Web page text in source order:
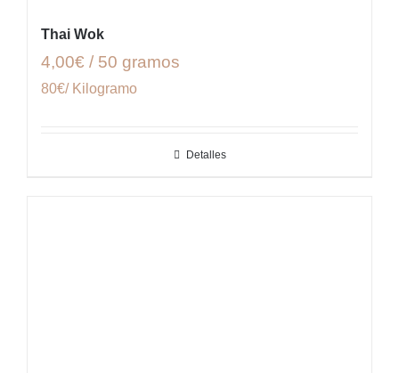
Thai Wok
4,00€ / 50 gramos
80€/ Kilogramo
Detalles